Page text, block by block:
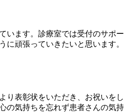
います。診療室では受付のサ
に頑張っていきたいと思います。
り表彰状をいただき、お祝い
の気持ちを忘れず患者さんの